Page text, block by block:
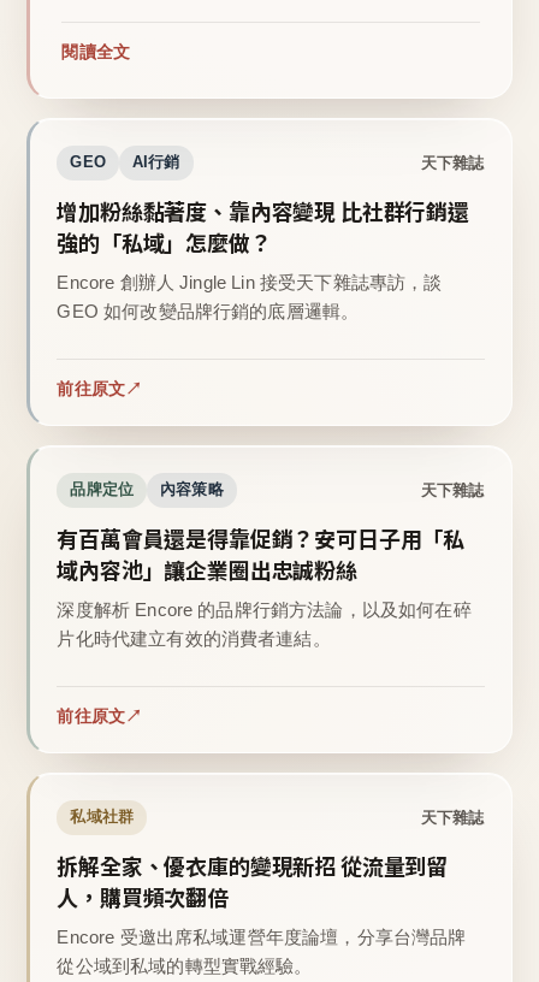
閱讀全文
GEO AI行銷 天下雜誌
增加粉絲黏著度、靠內容變現 比社群行銷還
強的「私域」怎麼做？
Encore 創辦人 Jingle Lin 接受天下雜誌專訪，談
GEO 如何改變品牌行銷的底層邏輯。
前往原文
品牌定位 內容策略 天下雜誌
有百萬會員還是得靠促銷？安可日子用「私
域內容池」讓企業圈出忠誠粉絲
深度解析 Encore 的品牌行銷方法論，以及如何在碎
片化時代建立有效的消費者連結。
前往原文
私域社群 天下雜誌
拆解全家、優衣庫的變現新招 從流量到留
人，購買頻次翻倍
Encore 受邀出席私域運營年度論壇，分享台灣品牌
從公域到私域的轉型實戰經驗。